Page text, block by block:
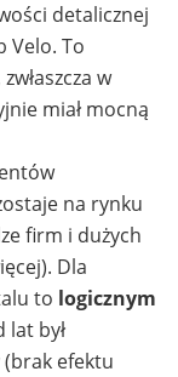
detalicznej
Velo. To
w
miał mocną
na rynku
firm i dużych
Dla
to logicznym
lat był
efektu